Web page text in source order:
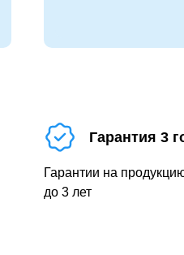
Гарантия 3
Гарантии на
до 3 лет